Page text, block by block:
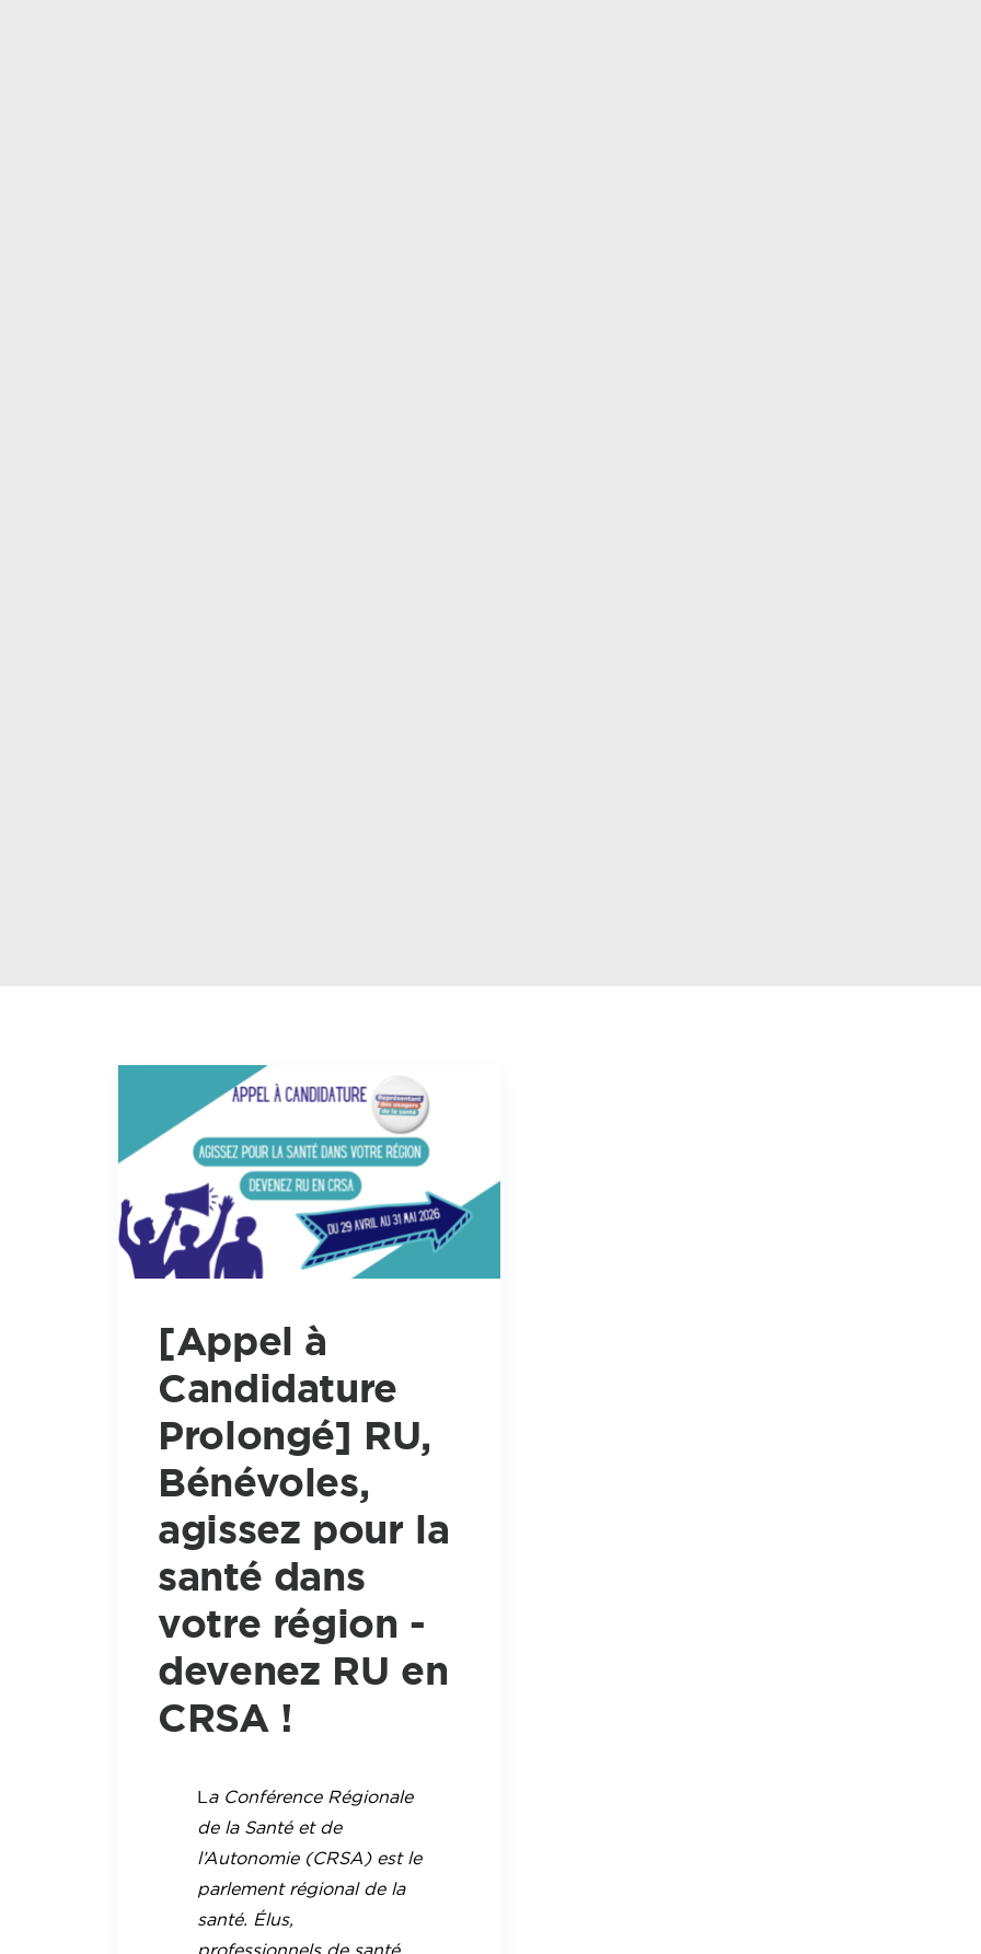
[Appel à
Candidature
Prolongé] RU,
Bénévoles,
agissez pour la
santé dans
votre région -
devenez RU en
CRSA !
L a Conférence Régionale
de la Santé et de
l’Autonomie (CRSA) est le
parlement régional de la
santé. Élus,
professionnels de santé,